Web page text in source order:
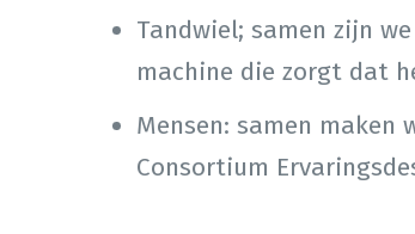
Tandwiel; samen zijn
machine die zorgt dat
Mensen: samen maken
Consortium